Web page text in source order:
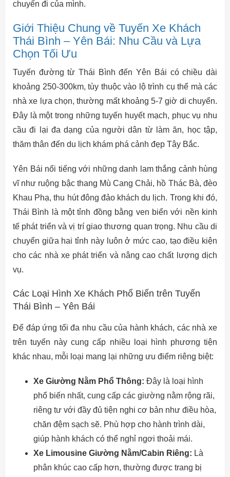
chuyến đi của mình.
Giới Thiệu Chung về Tuyến Xe Khách
Thái Bình – Yên Bái: Nhu Cầu và Lựa
Chọn Tối Ưu
Tuyến đường từ Thái Bình đến Yên Bái có chiều dài
khoảng 250-300km, tùy thuộc vào lộ trình cụ thể mà các
nhà xe lựa chọn, thường mất khoảng 5-7 giờ di chuyển.
Đây là một trong những tuyến huyết mạch, phục vụ nhu
cầu đi lại đa dạng của người dân từ làm ăn, học tập,
thăm thân đến du lịch khám phá cảnh đẹp Tây Bắc.
Yên Bái nổi tiếng với những danh lam thắng cảnh hùng
vĩ như ruộng bậc thang Mù Cang Chải, hồ Thác Bà, đèo
Khau Phạ, thu hút đông đảo khách du lịch. Trong khi đó,
Thái Bình là một tỉnh đồng bằng ven biển với nền kinh
tế phát triển và vị trí giao thương quan trọng. Nhu cầu di
chuyển giữa hai tỉnh này luôn ở mức cao, tạo điều kiện
cho các nhà xe phát triển và nâng cao chất lượng dịch
vụ.
Các Loại Hình Xe Khách Phổ Biến trên Tuyến
Thái Bình – Yên Bái
Để đáp ứng tối đa nhu cầu của hành khách, các nhà xe
trên tuyến này cung cấp nhiều loại hình phương tiện
khác nhau, mỗi loại mang lại những ưu điểm riêng biệt:
Xe Giường Nằm Phổ Thông: Đây là loại hình
phổ biến nhất, cung cấp các giường nằm rộng rãi,
riêng tư với đầy đủ tiện nghi cơ bản như điều hòa,
chăn đệm sạch sẽ. Phù hợp cho hành trình dài,
giúp hành khách có thể nghỉ ngơi thoải mái.
Xe Limousine Giường Nằm/Cabin Riêng: Là
phân khúc cao cấp hơn, thường được trang bị